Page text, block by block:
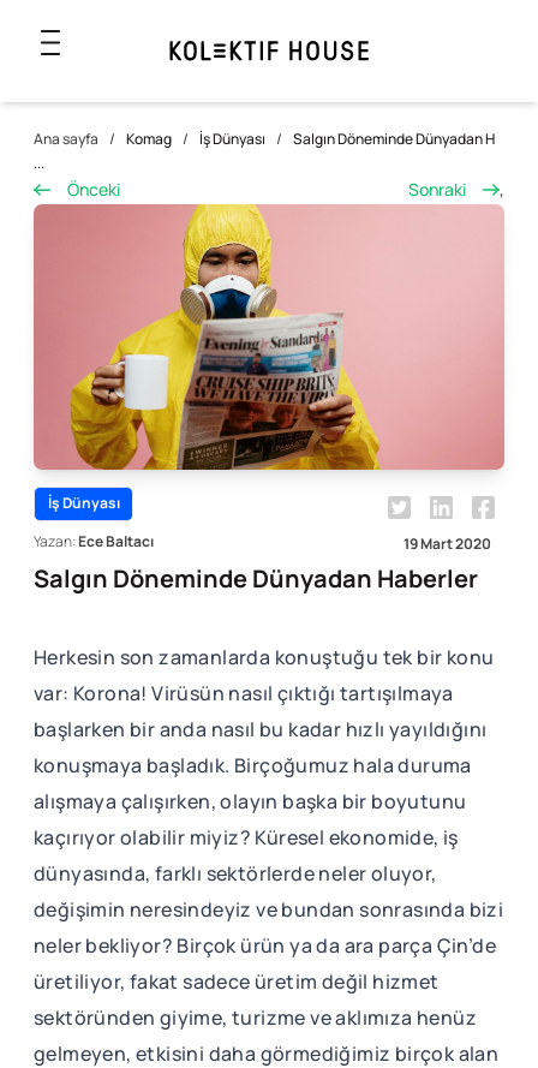
Ana sayfa / Komag / İş Dünyası / Salgın Döneminde Dünyadan H
...
Önceki Sonraki ,
İş Dünyası
Yazan:Ece Baltacı 19 Mart 2020
Salgın Döneminde Dünyadan Haberler
Herkesin son zamanlarda konuştuğu tek bir konu
var: Korona! Virüsün nasıl çıktığı tartışılmaya
başlarken bir anda nasıl bu kadar hızlı yayıldığını
konuşmaya başladık. Birçoğumuz hala duruma
alışmaya çalışırken, olayın başka bir boyutunu
kaçırıyor olabilir miyiz? Küresel ekonomide, iş
dünyasında, farklı sektörlerde neler oluyor,
değişimin neresindeyiz ve bundan sonrasında bizi
neler bekliyor? Birçok ürün ya da ara parça Çin’de
üretiliyor, fakat sadece üretim değil hizmet
sektöründen giyime, turizme ve aklımıza henüz
gelmeyen, etkisini daha görmediğimiz birçok alan